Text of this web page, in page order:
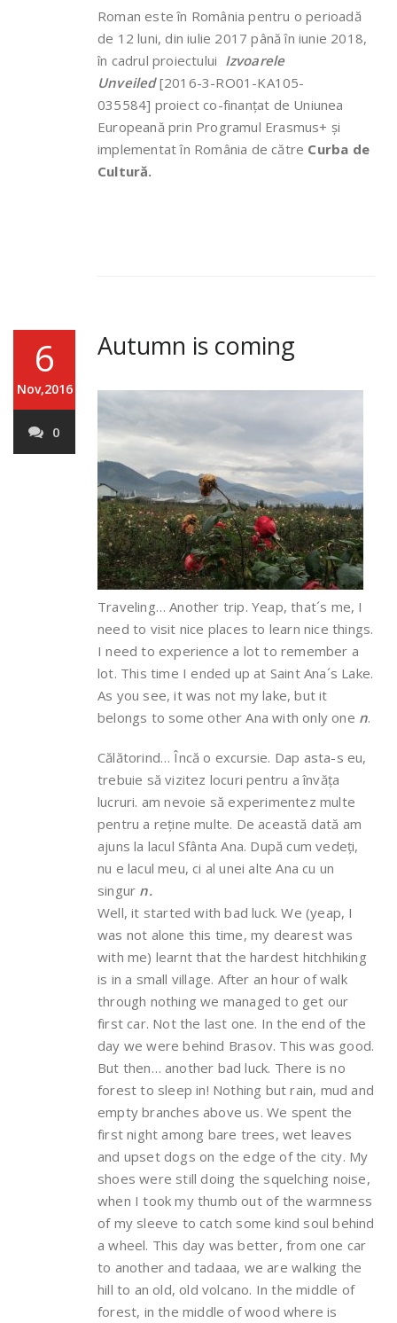
Roman este în România pentru o perioadă
de 12 luni, din iulie 2017 până în iunie 2018,
în cadrul proiectului Izvoarele
Unveiled[2016-3-RO01-KA105-
035584] proiect co-finanțat de Uniunea
Europeană prin Programul Erasmus+ și
implementat în România de către Curba de
Cultură.
6
Nov,2016
0
Autumn is coming
Traveling… Another trip. Yeap, that´s me, I
need to visit nice places to learn nice things.
I need to experience a lot to remember a
lot. This time I ended up at Saint Ana´s Lake.
As you see, it was not my lake, but it
belongs to some other Ana with only one n.
Călătorind… Încă o excursie. Dap asta-s eu,
trebuie să vizitez locuri pentru a învăța
lucruri. am nevoie să experimentez multe
pentru a reține multe. De această dată am
ajuns la lacul Sfânta Ana. După cum vedeți,
nu e lacul meu, ci al unei alte Ana cu un
singur n.
Well, it started with bad luck. We (yeap, I
was not alone this time, my dearest was
with me) learnt that the hardest hitchhiking
is in a small village. After an hour of walk
through nothing we managed to get our
first car. Not the last one. In the end of the
day we were behind Brasov. This was good.
But then… another bad luck. There is no
forest to sleep in! Nothing but rain, mud and
empty branches above us. We spent the
first night among bare trees, wet leaves
and upset dogs on the edge of the city. My
shoes were still doing the squelching noise,
when I took my thumb out of the warmness
of my sleeve to catch some kind soul behind
a wheel. This day was better, from one car
to another and tadaaa, we are walking the
hill to an old, old volcano. In the middle of
forest, in the middle of wood where is